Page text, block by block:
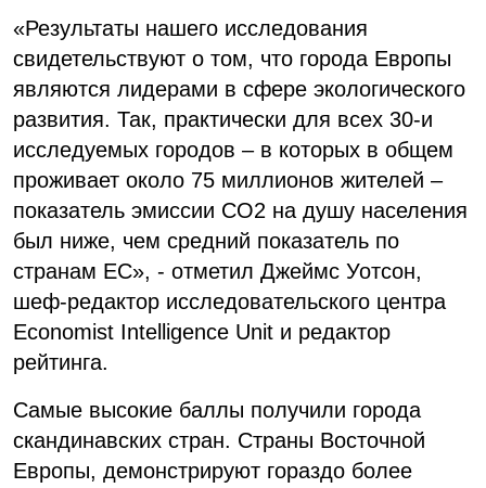
«Результаты нашего исследования
свидетельствуют о том, что города Европы
являются лидерами в сфере экологического
развития. Так, практически для всех 30-и
исследуемых городов – в которых в общем
проживает около 75 миллионов жителей –
показатель эмиссии СО2 на душу населения
был ниже, чем средний показатель по
странам ЕС», - отметил Джеймс Уотсон,
шеф-редактор исследовательского центра
Economist Intelligence Unit и редактор
рейтинга.
Самые высокие баллы получили города
скандинавских стран. Страны Восточной
Европы, демонстрируют гораздо более